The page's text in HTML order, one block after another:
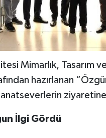
Mimarlık, Tasarım
hazırlanan
ziyaretine
İlgi Gördü